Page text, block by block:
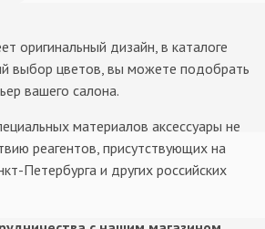
оригинальный дизайн, в каталоге
выбор цветов, вы можете подобрать
вашего салона.
материалов аксессуары не
реагентов, присутствующих на
Петербурга и других российских